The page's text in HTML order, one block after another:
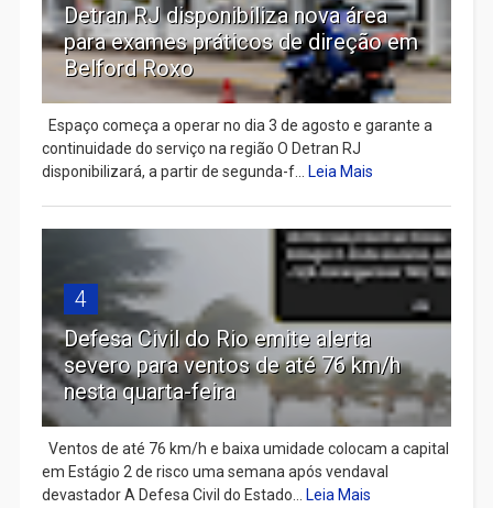
Detran RJ disponibiliza nova área
para exames práticos de direção em
Belford Roxo
Espaço começa a operar no dia 3 de agosto e garante a
continuidade do serviço na região O Detran RJ
disponibilizará, a partir de segunda-f...
Leia Mais
4
Defesa Civil do Rio emite alerta
severo para ventos de até 76 km/h
nesta quarta-feira
Ventos de até 76 km/h e baixa umidade colocam a capital
em Estágio 2 de risco uma semana após vendaval
devastador A Defesa Civil do Estado...
Leia Mais